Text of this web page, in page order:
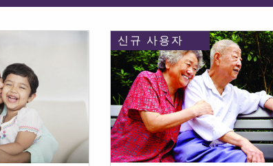
신규 사용자